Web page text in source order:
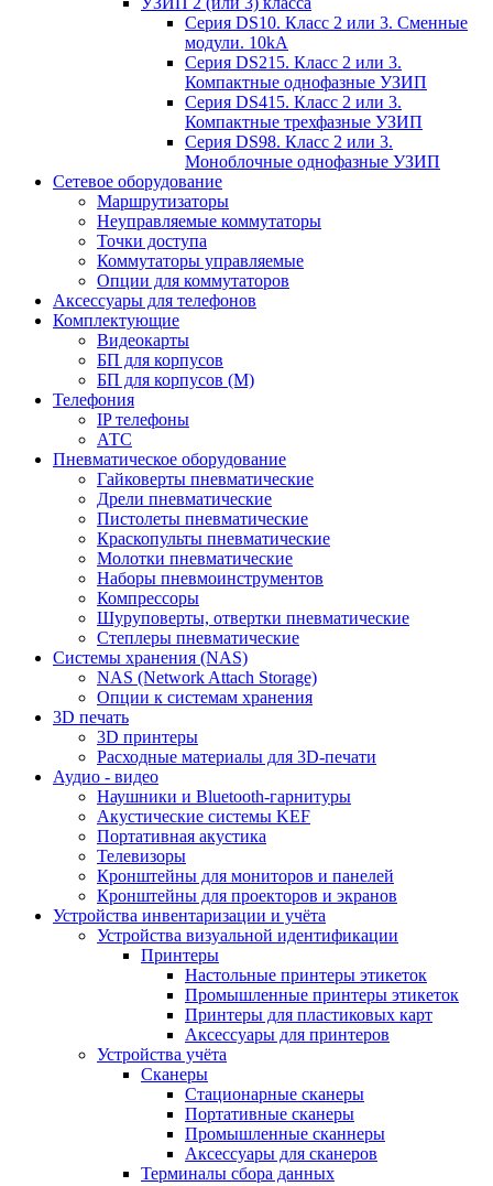
Серия DS10. Класс 2 или 3. Сменные
модули. 10kA
Серия DS215. Класс 2 или 3.
Компактные однофазные УЗИП
Серия DS415. Класс 2 или 3.
Компактные трехфазные УЗИП
Серия DS98. Класс 2 или 3.
Моноблочные однофазные УЗИП
Сетевое оборудование
Маршрутизаторы
Неуправляемые коммутаторы
Точки доступа
Коммутаторы управляемые
Опции для коммутаторов
Аксессуары для телефонов
Комплектующие
Видеокарты
БП для корпусов
БП для корпусов (М)
Телефония
IP телефоны
АТС
Пневматическое оборудование
Гайковерты пневматические
Дрели пневматические
Пистолеты пневматические
Краскопульты пневматические
Молотки пневматические
Наборы пневмоинструментов
Компрессоры
Шуруповерты, отвертки пневматические
Степлеры пневматические
Cистемы хранения (NAS)
NAS (Network Attach Storage)
Опции к системам хранения
3D печать
3D принтеры
Расходные материалы для 3D-печати
Аудио - видео
Наушники и Bluetooth-гарнитуры
Акустические системы KEF
Портативная акустика
Телевизоры
Кронштейны для мониторов и панелей
Кронштейны для проекторов и экранов
Устройства инвентаризации и учёта
Устройства визуальной идентификации
Принтеры
Настольные принтеры этикеток
Промышленные принтеры этикеток
Принтеры для пластиковых карт
Аксессуары для принтеров
Устройства учёта
Сканеры
Стационарные сканеры
Портативные сканеры
Промышленные сканнеры
Аксессуары для сканеров
Терминалы сбора данных